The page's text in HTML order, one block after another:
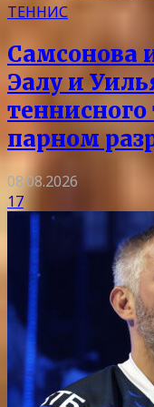
ТЕННИС
Самсонова
Эалу и
парном
08.08.2026
17